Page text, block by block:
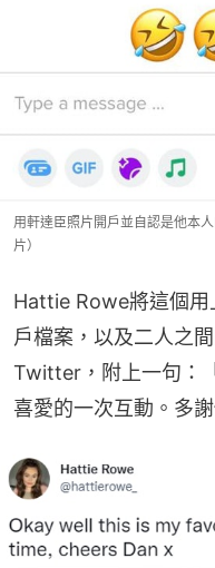
用軒達臣照片開戶並自認是他本
片）
Hattie Rowe將這個
戶檔案，以及二人之
Twitter，附上一句：
喜愛的一次互動。多